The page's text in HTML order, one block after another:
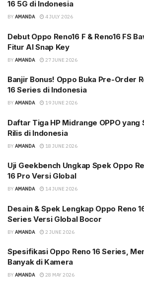
16 5G di Indonesia
BY AMANDA 4 JULY 2026
Debut Oppo Reno16 F & Reno16 FS
Fitur AI Snap Key
BY AMANDA 27 JUNE 2026
Banjir Bonus! Oppo Buka Pre-Order
16 Series di Indonesia
BY AMANDA 19 JUNE 2026
Daftar Tiga HP Midrange OPPO yang
Rilis di Indonesia
BY AMANDA 18 JUNE 2026
Uji Geekbench Ungkap Spek Oppo
16 Pro Versi Global
BY AMANDA 14 JUNE 2026
Desain & Spek Lengkap Oppo Reno
Series Versi Global Bocor
BY AMANDA 2 JUNE 2026
Spesifikasi Oppo Reno 16 Series,
Banyak di Kamera
BY AMANDA 28 MAY 2026